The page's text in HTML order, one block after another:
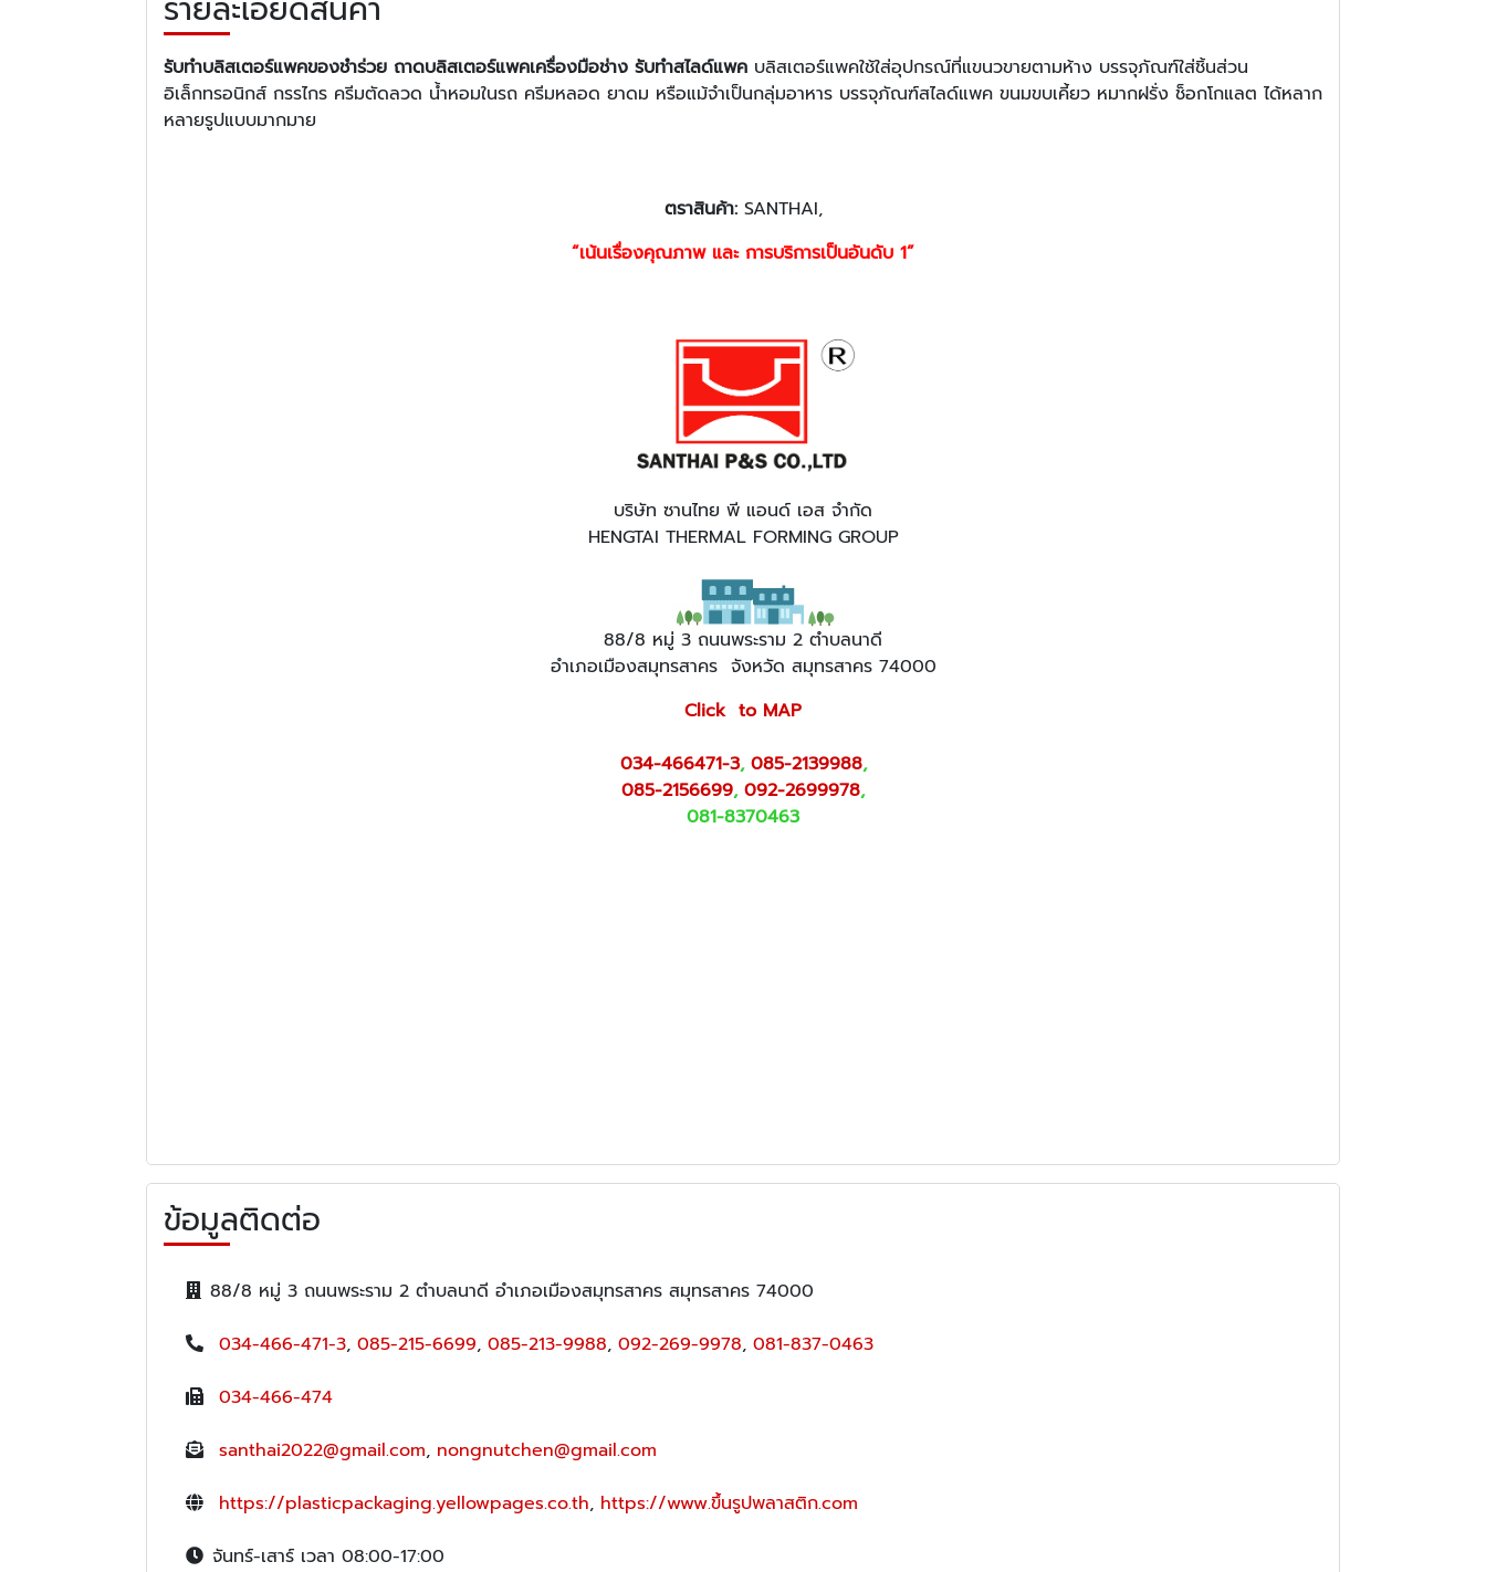
รับทำบลิสเตอร์แพคของชำร่วย ถาดบลิสเตอร์แพคเครื่องมือช่าง รับทำสไลด์แพค บลิสเตอร์แพคใช้ใส่อุปกรณ์ที่แขนวขายตามห้าง บรรจุภัณฑ์ใส่ชิ้นส่วน
อิเล็กทรอนิกส์ กรรไกร ครีมตัดลวด น้ำหอมในรถ ครีมหลอด ยาดม หรือแม้จำเป็นกลุ่มอาหาร บรรจุภัณฑ์สไลด์แพค ขนมขบเคี้ยว หมากฝรั่ง ช็อกโกแลต ได้หลาก
หลายรูปแบบมากมาย
ตราสินค้า:SANTHAI,
“เน้นเรื่องคุณภาพ และ การบริการเป็นอันดับ 1”
บริษัท ซานไทย พี แอนด์ เอส จำกัด
HENGTAI THERMAL FORMING GROUP
88/8 หมู่ 3 ถนนพระราม 2 ตำบลนาดี
อำเภอเมืองสมุทรสาคร จังหวัด สมุทรสาคร 74000
Click to MAP
034-466471-3, 085-2139988,
085-2156699, 092-2699978,
081-8370463
ข้อมูลติดต่อ
88/8 หมู่ 3 ถนนพระราม 2 ตำบลนาดี อำเภอเมืองสมุทรสาคร สมุทรสาคร 74000
034-466-471-3, 085-215-6699, 085-213-9988, 092-269-9978, 081-837-0463
034-466-474
santhai2022@gmail.com, nongnutchen@gmail.com
https://plasticpackaging.yellowpages.co.th, https://www.ขึ้นรูปพลาสติก.com
จันทร์-เสาร์ เวลา 08:00-17:00